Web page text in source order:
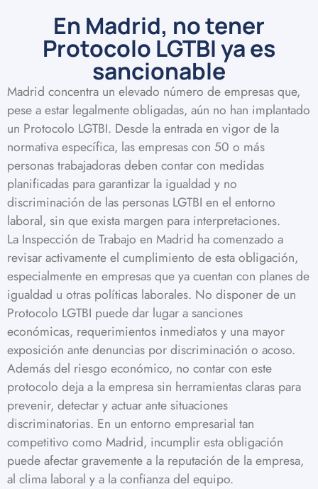
En Madrid, no tener
Protocolo LGTBI ya es
sancionable
Madrid concentra un elevado número de empresas que,
pese a estar legalmente obligadas, aún no han implantado
un Protocolo LGTBI. Desde la entrada en vigor de la
normativa específica, las empresas con 50 o más
personas trabajadoras deben contar con medidas
planificadas para garantizar la igualdad y no
discriminación de las personas LGTBI en el entorno
laboral, sin que exista margen para interpretaciones.
La Inspección de Trabajo en Madrid ha comenzado a
revisar activamente el cumplimiento de esta obligación,
especialmente en empresas que ya cuentan con planes de
igualdad u otras políticas laborales. No disponer de un
Protocolo LGTBI puede dar lugar a sanciones
económicas, requerimientos inmediatos y una mayor
exposición ante denuncias por discriminación o acoso.
Además del riesgo económico, no contar con este
protocolo deja a la empresa sin herramientas claras para
prevenir, detectar y actuar ante situaciones
discriminatorias. En un entorno empresarial tan
competitivo como Madrid, incumplir esta obligación
puede afectar gravemente a la reputación de la empresa,
al clima laboral y a la confianza del equipo.